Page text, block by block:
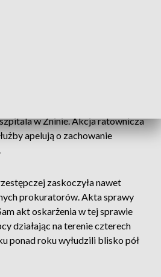
w Żninie. Akcja ratownicza
apelują o zachowanie
zaskoczyła nawet
prokuratorów. Akta sprawy
akt oskarżenia w tej sprawie
działając na terenie czterech
ponad roku wyłudzili blisko pół